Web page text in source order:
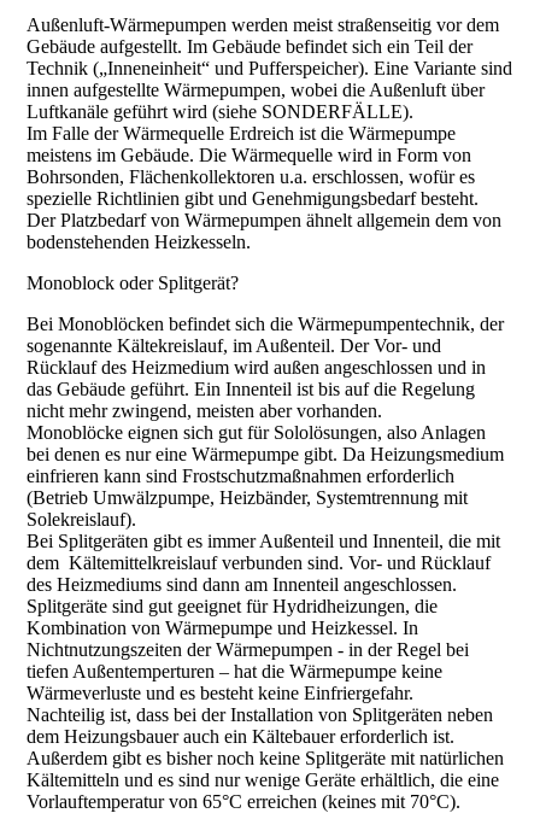
Außenluft-Wärmepumpen werden meist straßenseitig vor dem
Gebäude aufgestellt. Im Gebäude befindet sich ein Teil der
Technik („Inneneinheit“ und Pufferspeicher). Eine Variante sind
innen aufgestellte Wärmepumpen, wobei die Außenluft über
Luftkanäle geführt wird (siehe SONDERFÄLLE).
Im Falle der Wärmequelle Erdreich ist die Wärmepumpe
meistens im Gebäude. Die Wärmequelle wird in Form von
Bohrsonden, Flächenkollektoren u.a. erschlossen, wofür es
spezielle Richtlinien gibt und Genehmigungsbedarf besteht.
Der Platzbedarf von Wärmepumpen ähnelt allgemein dem von
bodenstehenden Heizkesseln.
Monoblock oder Splitgerät?
Bei Monoblöcken befindet sich die Wärmepumpentechnik, der
sogenannte Kältekreislauf, im Außenteil. Der Vor- und
Rücklauf des Heizmedium wird außen angeschlossen und in
das Gebäude geführt. Ein Innenteil ist bis auf die Regelung
nicht mehr zwingend, meisten aber vorhanden.
Monoblöcke eignen sich gut für Sololösungen, also Anlagen
bei denen es nur eine Wärmepumpe gibt. Da Heizungsmedium
einfrieren kann sind Frostschutzmaßnahmen erforderlich
(Betrieb Umwälzpumpe, Heizbänder, Systemtrennung mit
Solekreislauf).
Bei Splitgeräten gibt es immer Außenteil und Innenteil, die mit
dem Kältemittelkreislauf verbunden sind. Vor- und Rücklauf
des Heizmediums sind dann am Innenteil angeschlossen.
Splitgeräte sind gut geeignet für Hydridheizungen, die
Kombination von Wärmepumpe und Heizkessel. In
Nichtnutzungszeiten der Wärmepumpen - in der Regel bei
tiefen Außentemperturen – hat die Wärmepumpe keine
Wärmeverluste und es besteht keine Einfriergefahr.
Nachteilig ist, dass bei der Installation von Splitgeräten neben
dem Heizungsbauer auch ein Kältebauer erforderlich ist.
Außerdem gibt es bisher noch keine Splitgeräte mit natürlichen
Kältemitteln und es sind nur wenige Geräte erhältlich, die eine
Vorlauftemperatur von 65°C erreichen (keines mit 70°C).